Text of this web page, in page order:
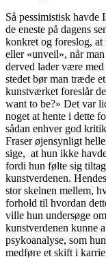
Så pessimistisk
de eneste på dagens
konkret og foreslog, at
eller «unveil», når
derved lader være
stedet bør man træde
kunstværket foreslår
want to be?» Det var
noget at hente i dette
sådan enhver god
Fraser øjensynligt
sige, at hun ikke
fordi hun følte sig
kunstverdenen.
stor skelnen mellem,
forhold til hvordan
ville hun undersøge
kunstverdenen kunne
psykoanalyse, som
medføre et skift i